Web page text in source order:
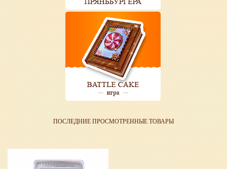
ПОСЛЕДНИЕ ПРОСМОТРЕННЫЕ ТОВАРЫ